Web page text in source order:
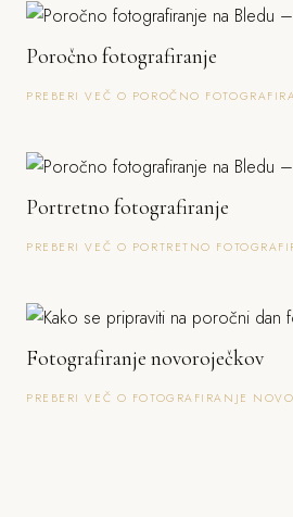
Poročno fotografiranje
PREBERI VEČ O POROČNO
Portretno fotografiranje
PREBERI VEČ O PORTRETNO
Fotografiranje novoroječkov
PREBERI VEČ O FOTOGRAFIRANJE